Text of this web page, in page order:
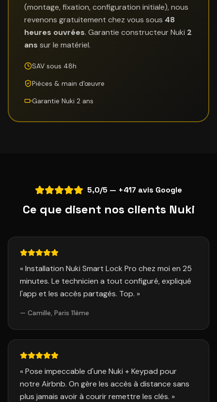
(montage, fixation, configuration initiale), nous
revenons gratuitement chez vous sous 48
heures ouvrées. Garantie constructeur Nuki 2
ans sur le matériel.
SAV sous 48h
Pièces & main d'œuvre
Garantie Nuki 2 ans
5,0/5 — +417 avis Google
Ce que disent nos clients Nuki
«Installation Nuki Smart Lock Pro chez moi en 25
minutes. Le technicien a tout configuré, expliqué
l'app et les accès partagés. Top. »
— Camille, Paris 11ème
«Pose impeccable d'une Nuki + Keypad pour
notre Airbnb. On gère les accès à distance sans
plus jamais avoir à courir remettre les clés. »